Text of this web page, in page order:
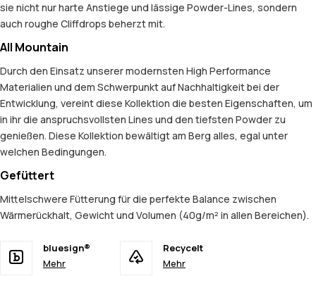
sie nicht nur harte Anstiege und lässige Powder-Lines, sondern
auch roughe Cliffdrops beherzt mit.
All Mountain
Durch den Einsatz unserer modernsten High Performance
Materialien und dem Schwerpunkt auf Nachhaltigkeit bei der
Entwicklung, vereint diese Kollektion die besten Eigenschaften, um
in ihr die anspruchsvollsten Lines und den tiefsten Powder zu
genießen. Diese Kollektion bewältigt am Berg alles, egal unter
welchen Bedingungen.
Gefüttert
Mittelschwere Fütterung für die perfekte Balance zwischen
Wärmerückhalt, Gewicht und Volumen (40g/m² in allen Bereichen).
bluesign®
Mehr
Recycelt
Mehr